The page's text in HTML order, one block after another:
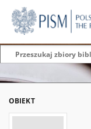
OBIEKT